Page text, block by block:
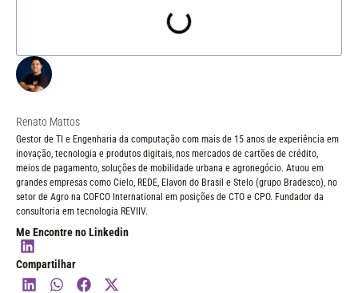
Renato Mattos
Gestor de TI e Engenharia da computação com mais de 15 anos de experiência em
inovação, tecnologia e produtos digitais, nos mercados de cartões de crédito,
meios de pagamento, soluções de mobilidade urbana e agronegócio. Atuou em
grandes empresas como Cielo, REDE, Elavon do Brasil e Stelo (grupo Bradesco), no
setor de Agro na COFCO International em posições de CTO e CPO. Fundador da
consultoria em tecnologia REVIIV.
Me Encontre no Linkedin
Compartilhar